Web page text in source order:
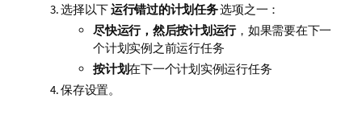
选择以下运行错过的计划任务选项之一：
尽快运行，然后按计划运行，如果需要在下一
个计划实例之前运行任务
按计划在下一个计划实例运行任务
保存设置。